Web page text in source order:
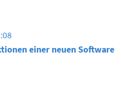
einer neuen Software